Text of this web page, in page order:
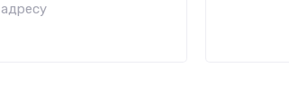
адресу